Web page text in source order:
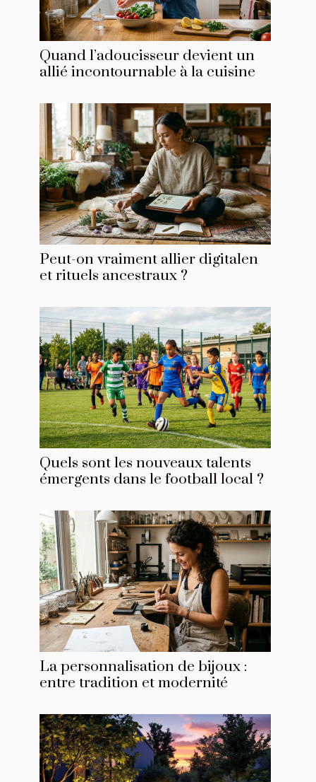
Quand l’adoucisseur devient un
allié incontournable à la cuisine
Peut-on vraiment allier digitalen
et rituels ancestraux ?
Quels sont les nouveaux talents
émergents dans le football local ?
La personnalisation de bijoux :
entre tradition et modernité